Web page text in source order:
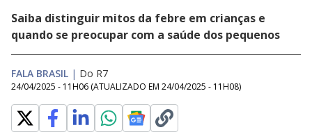
Saiba distinguir mitos da febre em crianças e
quando se preocupar com a saúde dos pequenos
FALA BRASIL | Do R7
24/04/2025 - 11H06 (ATUALIZADO EM 24/04/2025 - 11H08)